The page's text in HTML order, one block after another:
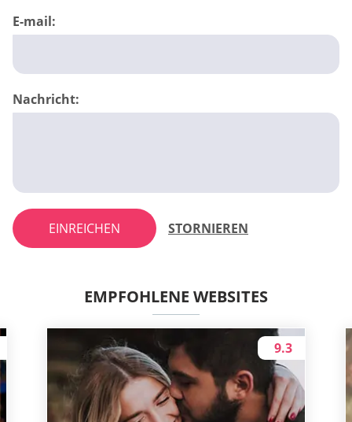
E-mail:
Nachricht:
EINREICHEN STORNIEREN
EMPFOHLENE WEBSITES
9.3